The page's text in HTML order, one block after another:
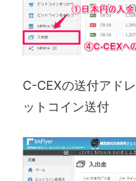
C-CEXの送付ア
ットコイン送付